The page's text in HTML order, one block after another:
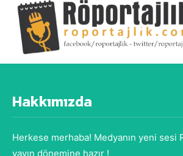
Hakkımızda
Herkese merhaba! Medyanın yeni sesi
yayın dönemine hazır !